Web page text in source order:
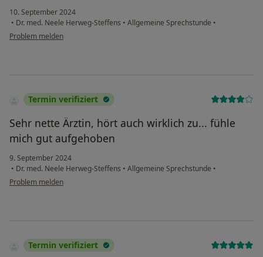
10. September 2024
• Dr. med. Neele Herweg-Steffens • Allgemeine Sprechstunde •
Problem melden
Termin verifiziert
Sehr nette Ärztin, hört auch wirklich zu... fühle
mich gut aufgehoben
9. September 2024
• Dr. med. Neele Herweg-Steffens • Allgemeine Sprechstunde •
Problem melden
Termin verifiziert